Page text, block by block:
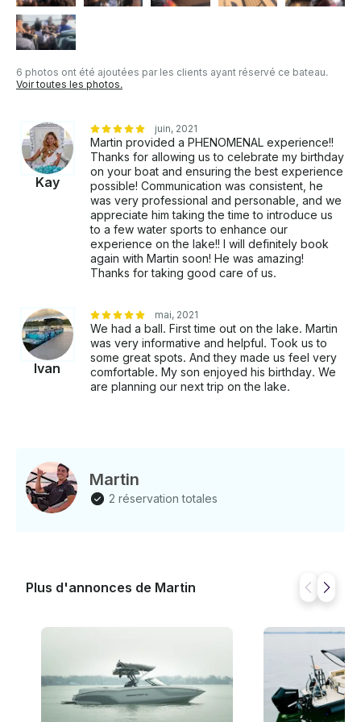
l'hospitalité et sachez comment faire ! Vous ne le
regretterez pas ! *Nos bateaux ne sont loués
qu'avec les capitaines de la Garde côtière américaine
prix de la réservation. Nous n'autorisons pas les
plateforme de messagerie de GetMyBoat avant que
vous ne payiez. Cliquez simplement sur « Demande
de réservation » et envoyez-nous une demande pour
une offre personnalisée.
6 photos ont été ajoutées par les clients ayant réservé ce bateau.
Voir toutes les photos.
Kay
juin, 2021
Martin provided a PHENOMENAL experience!!
Thanks for allowing us to celebrate my birthday
on your boat and ensuring the best experience
possible! Communication was consistent, he
was very professional and personable, and we
appreciate him taking the time to introduce us
to a few water sports to enhance our
experience on the lake!! I will definitely book
again with Martin soon! He was amazing!
Thanks for taking good care of us.
Ivan
mai, 2021
We had a ball. First time out on the lake. Martin
was very informative and helpful. Took us to
some great spots. And they made us feel very
comfortable. My son enjoyed his birthday. We
are planning our next trip on the lake.
Martin
2 réservation totales
Plus d'annonces de Martin